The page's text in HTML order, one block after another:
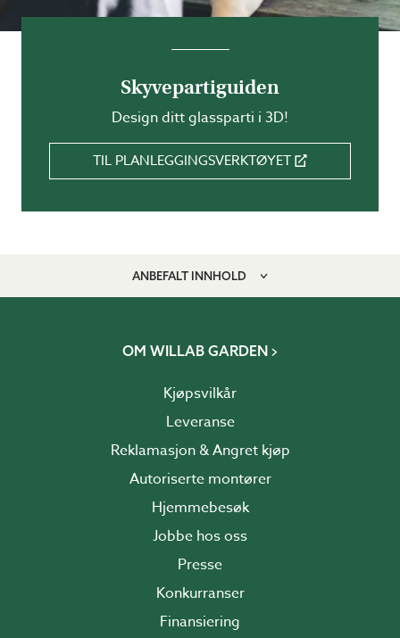
Skyvepartiguiden
Design ditt glassparti i 3D!
TIL PLANLEGGINGSVERKTØYET
ANBEFALT INNHOLD
OM WILLAB GARDEN
Kjøpsvilkår
Leveranse
Reklamasjon & Angret kjøp
Autoriserte montører
Hjemmebesøk
Jobbe hos oss
Presse
Konkurranser
Finansiering